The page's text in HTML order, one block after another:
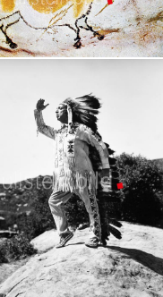
Granger Collection